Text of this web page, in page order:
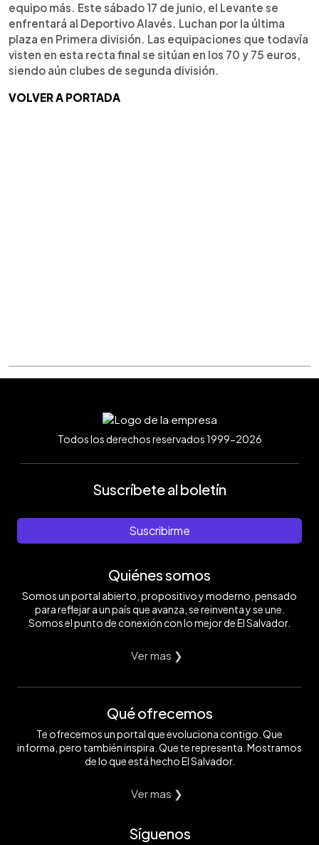
equipo más. Este sábado 17 de junio, el Levante se
enfrentará al Deportivo Alavés. Luchan por la última
plaza en Primera división. Las equipaciones que todavía
visten en esta recta final se sitúan en los 70 y 75 euros,
siendo aún clubes de segunda división.
VOLVER A PORTADA
Todos los derechos reservados 1999-2026
Suscríbete al boletín
Suscribirme
Quiénes somos
Somos un portal abierto, propositivo y moderno, pensado
para reflejar a un país que avanza, se reinventa y se une.
Somos el punto de conexión con lo mejor de El Salvador.
Ver mas ❯
Qué ofrecemos
Te ofrecemos un portal que evoluciona contigo. Que
informa, pero también inspira. Que te representa. Mostramos
de lo que está hecho El Salvador.
Ver mas ❯
Síguenos